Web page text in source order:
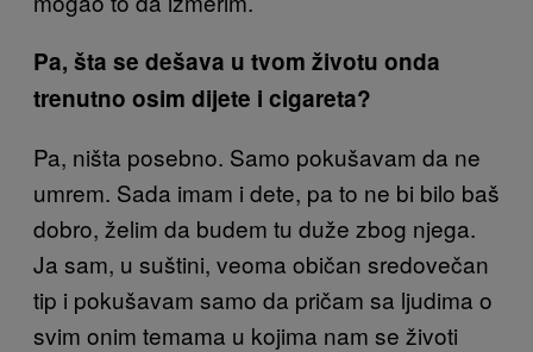
Pa, šta se dešava u tvom životu onda
trenutno osim dijete i cigareta?
Pa, ništa posebno. Samo pokušavam da ne
umrem. Sada imam i dete, pa to ne bi bilo baš
dobro, želim da budem tu duže zbog njega.
Ja sam, u suštini, veoma običan sredovečan
tip i pokušavam samo da pričam sa ljudima o
svim onim temama u kojima nam se životi